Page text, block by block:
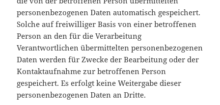
personenbezogenen Daten automatisch gespeichert.
Solche auf freiwilliger Basis von einer betroffenen
Person an den für die Verarbeitung
Verantwortlichen übermittelten personenbezogenen
Daten werden für Zwecke der Bearbeitung oder der
Kontaktaufnahme zur betroffenen Person
gespeichert. Es erfolgt keine Weitergabe dieser
personenbezogenen Daten an Dritte.